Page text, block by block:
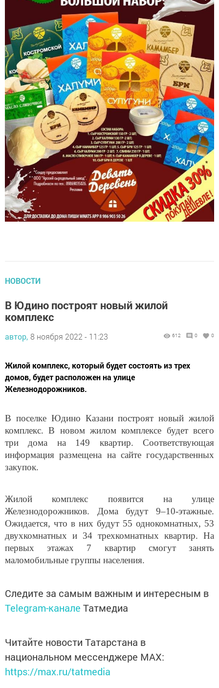
НОВОСТИ
В Юдино построят новый жилой
комплекс
автор, 8 ноября 2022 - 11:23 612 0 0
Жилой комплекс, который будет состоять из трех
домов, будет расположен на улице
Железнодорожников.
В поселке Юдино Казани построят новый жилой
комплекс. В новом жилом комплексе будет всего
три дома на 149 квартир. Соответствующая
информация размещена на сайте государственных
закупок.
Жилой комплекс появится на улице
Железнодорожников. Дома будут 9–10-этажные.
Ожидается, что в них будут 55 однокомнатных, 53
двухкомнатных и 34 трехкомнатных квартир. На
первых этажах 7 квартир смогут занять
маломобильные группы населения.
Следите за самым важным и интересным в
Telegram-канале Татмедиа
Читайте новости Татарстана в
национальном мессенджере MАХ:
https://max.ru/tatmedia